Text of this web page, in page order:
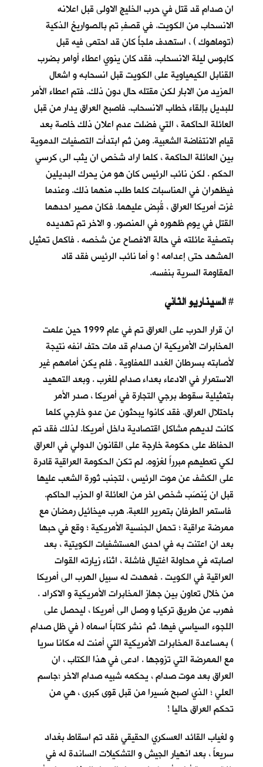
ان صدام قد قتل في حرب الخليج الاولى قبل اعلانه
الانسحاب من الكويت. في قصفٍ تم بالصواريخ الذكية
(توماهوك ) ، استهدف ملجأً كان قد احتمى فيه قبل
كابوس ليلة الانسحاب. فقد كان ينوي اعطاء أوامر بضرب
القنابل الكيمياوية على الكويت قبل انسحابه و اشعال
المزيد من الابار لكن مقتله حال دون ذلك. فتم اعطاء الأمر
للبديل بإلقاء خطاب الانسحاب. فاصبح العراق يدار من قبل
العائلة الحاكمة ، التي فضلت عدم اعلان ذلك خاصة بعد
قيام الانتفاضة الشعبية. ومن ثم ابتدأت التصفيات الدموية
بين العائلة الحاكمة ، كلما اراد شخص ان يثب الى كرسي
الحكم . لكن نائب الرئيس كان هو من يحرك البديلين
فيظهران في المناسبات كلما طلب منهما ذلك. وعندما
غزت أمريكا العراق ، قُبِض عليهما. فكان مصير احدهما
القتل في يوم ظهوره في المنصور. و الاخر تم تهديده
بتصفية عائلته في حالة الافصاح عن شخصه . فاكمل تمثيل
المشهد حتى إعدامه ! و أما نائب الرئيس فقد قاد
المقاومة السرية بنفسه.
#
ان قرار الحرب على العراق تم في عام 1999 حين علمت
المخابرات الأمريكية ان صدام قد مات حتف انفه نتيجة
لأصابته بسرطان الغدد اللمفاوية . فلم يكن أمامهم غير
الاستمرار في الادعاء بعداء صدام للغرب . وبعد التمهيد
بتمثيلية سقوط برجي التجارة في أمريكا ، صدر الأمر
باحتلال العراق. فقد كانوا يبحثون عن عدو خارجي كلما
كانت لديهم مشاكل اقتصادية داخل أمريكا. لذلك فقد تم
الحفاظ على حكومة خارجة على القانون الدولي في العراق
لكي تعطيهم مبرراً لغزوه. لم تكن الحكومة العراقية قادرة
على الكشف عن موت الرئيس ، لتجنب ثورة الشعب عليها
قبل ان يُنصَب شخص اخر من العائلة او الحزب الحاكم.
فاستمر الطرفان بتمرير اللعبة. هرب ميخائيل رمضان مع
ممرضة عراقية ؛ تحمل الجنسية الأمريكية ؛ وقع في حبها
بعد ان اعتنت به في احدى المستشفيات الكويتية ، بعد
اصابته في محاولة اغتيال فاشلة ، اثناء زيارته القوات
العراقية في الكويت . فمهدت له سبيل الهرب الى أمريكا
من خلال تعاون بين جهاز المخابرات الأمريكية و الاكراد .
فهرب عن طريق تركيا و وصل الى أمريكا ، ليحصل على
اللجوء السياسي فيها. ثم نشر كتاباً اسماه ( في ظل صدام
) بمساعدة المخابرات الأمريكية التي أمنت له مكانا سريا
مع الممرضة التي تزوجها . ادعى في هذا الكتاب ، ان
العراق بعد موت صدام ، يحكمه شبيه صدام الاخر ؛جاسم
العلي ؛ الذي اصبح مُسيرا من قبل قوى كبرى ، هي من
تحكم العراق حاليا !
و لغياب القائد العسكري الحقيقي فقد تم اسقاط بغداد
سريعاً ، بعد انهيار الجيش و التشكيلات الساندة له في